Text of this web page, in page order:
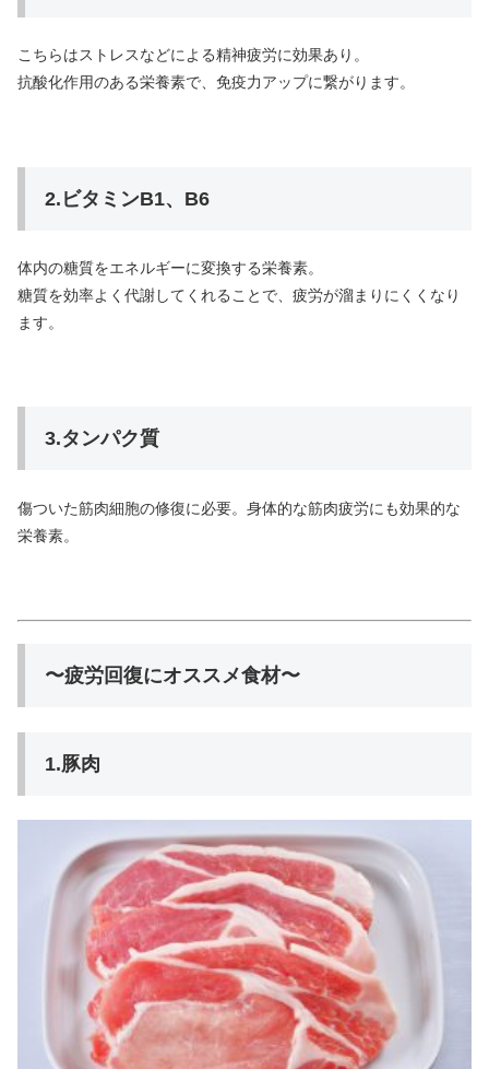
こちらはストレスなどによる精神疲労に効果あり。
抗酸化作用のある栄養素で、免疫力アップに繋がります。
2.ビタミンB1、B6
体内の糖質をエネルギーに変換する栄養素。
糖質を効率よく代謝してくれることで、疲労が溜まりにくくなり
ます。
3.タンパク質
傷ついた筋肉細胞の修復に必要。身体的な筋肉疲労にも効果的な
栄養素。
〜疲労回復にオススメ食材〜
1.豚肉